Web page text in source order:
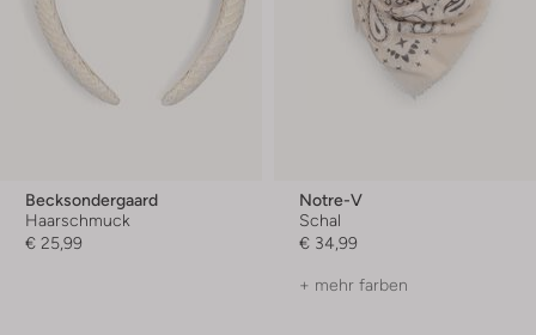
Becksondergaard
Haarschmuck
€ 25,99
Notre-V
Schal
€ 34,99
+ mehr farben